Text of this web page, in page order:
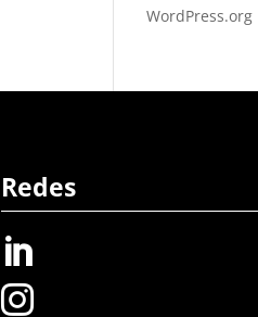
WordPress.org
Redes

